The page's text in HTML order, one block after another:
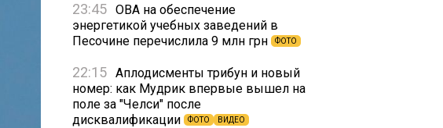
23:45 ОВА на обеспечение
энергетикой учебных заведений в
Песочине перечислила 9 млн грн
ФОТО
22:15 Аплодисменты трибун и новый
номер: как Мудрик впервые вышел на
поле за "Челси" после
дисквалификации
ФОТО ВИДЕО